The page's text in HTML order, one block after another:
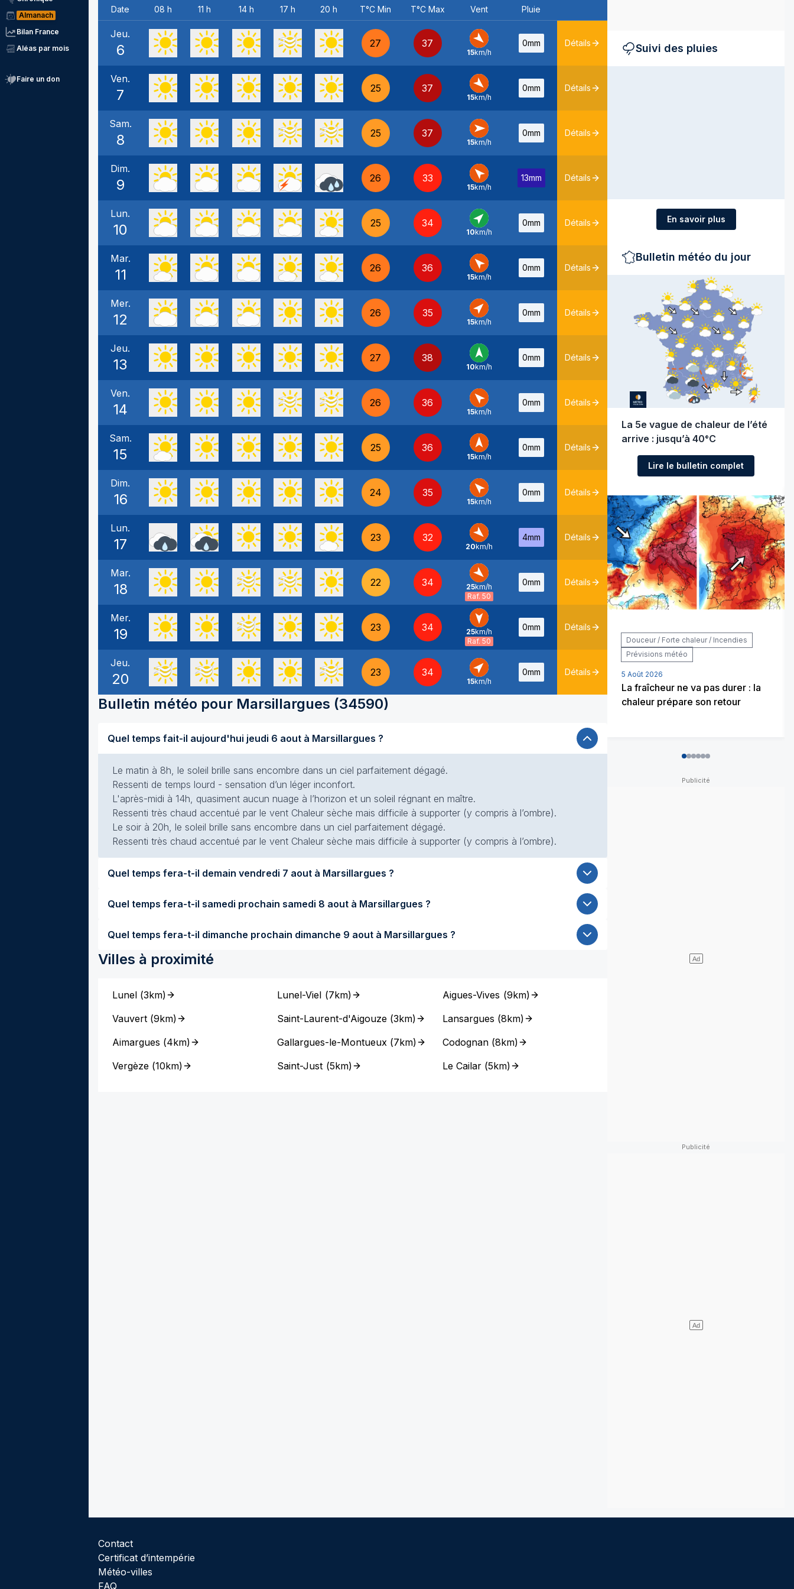
Almanach
Bilan France
Aléas par mois
Faire un don
Date 08 h 11 h 14 h 17 h 20 h T°C Min T°C Max Vent Pluie
Jeu.
6 27 37
NO
15km/h
0mm Détails
Ven.
7 25 37
NO
15km/h
0mm Détails
Sam.
8 25 37
O -
15km/h
0mm Détails
Dim.
9 26 33
SE -
15km/h
13mm Détails
Lun.
10 25 34
SO -
10km/h
0mm Détails
Mar.
11 26 36
SE -
15km/h
0mm Détails
Mer.
12 26 35
SO -
15km/h
0mm Détails
Jeu.
13 27 38
S -
10km/h
0mm Détails
Ven.
14 26 36
SE -
15km/h
0mm Détails
Sam.
15 25 36
S -
15km/h
0mm Détails
Dim.
16 24 35
SE -
15km/h
0mm Détails
Lun.
17 23 32
NO -
20km/h
4mm Détails
Mar.
18 22 34
NO -
25km/h
Raf. 50
0mm Détails
Mer.
19 23 34
N -
25km/h
Raf. 50
0mm Détails
Jeu.
20 23 34
SO -
15km/h
0mm Détails
Bulletin météo pour Marsillargues (34590)
Quel temps fait-il aujourd'hui jeudi 6 aout à Marsillargues ?
Le matin à 8h, le soleil brille sans encombre dans un ciel parfaitement dégagé.
Ressenti de temps lourd - sensation d’un léger inconfort.
L'après-midi à 14h, quasiment aucun nuage à l’horizon et un soleil régnant en maître.
Ressenti très chaud accentué par le vent Chaleur sèche mais difficile à supporter (y compris à l’ombre).
Le soir à 20h, le soleil brille sans encombre dans un ciel parfaitement dégagé.
Ressenti très chaud accentué par le vent Chaleur sèche mais difficile à supporter (y compris à l’ombre).
Quel temps fera-t-il demain vendredi 7 aout à Marsillargues ?
Quel temps fera-t-il samedi prochain samedi 8 aout à Marsillargues ?
Quel temps fera-t-il dimanche prochain dimanche 9 aout à Marsillargues ?
Villes à proximité
Lunel (3km)
Vauvert (9km)
Aimargues (4km)
Vergèze (10km)
Lunel-Viel (7km)
Saint-Laurent-d'Aigouze (3km)
Gallargues-le-Montueux (7km)
Saint-Just (5km)
Aigues-Vives (9km)
Lansargues (8km)
Codognan(8km)
Le Cailar(5km)
Suivi des pluies
En savoir plus
Bulletin météo du jour
La 5e vague de chaleur de l’été
arrive : jusqu’à 40°C
Lire le bulletin complet
Douceur / Forte chaleur / Incendies
Prévisions météo
5 Août 2026
La fraîcheur ne va pas durer : la
chaleur prépare son retour
Contact
Certificat d’intempérie
Météo-villes
FAQ